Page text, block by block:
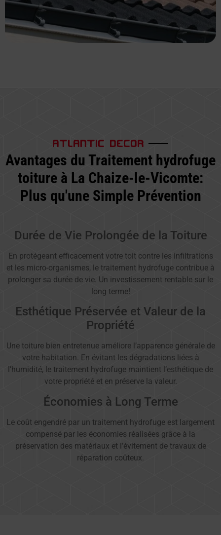
ATLANTIC DECOR
Avantages du Traitement hydrofuge
toiture à La Chaize-le-Vicomte:
Plus qu'une Simple Prévention
Durée de Vie Prolongée de la Toiture
En protégeant efficacement votre toit contre les infiltrations
et les micro-organismes, le traitement hydrofuge contribue à
prolonger sa durée de vie. Un investissement rentable sur le
long terme!
Esthétique Préservée et Valeur de la
Propriété
Une toiture bien entretenue améliore l’apparence générale de
votre habitation. En évitant les dégradations liées à
l’humidité, le traitement hydrofuge maintient l’esthétique de
votre propriété et en préserve la valeur.
Économies à Long Terme
Le coût engendré par un traitement hydrofuge est largement
compensé par les économies réalisées grâce à la
préservation des matériaux et l’évitement de travaux de
réparation coûteux.